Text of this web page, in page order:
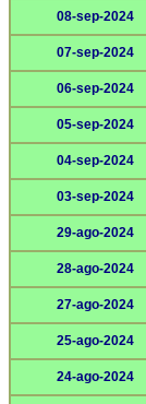
08-sep-2024
07-sep-2024
06-sep-2024
05-sep-2024
04-sep-2024
03-sep-2024
29-ago-2024
28-ago-2024
27-ago-2024
25-ago-2024
24-ago-2024